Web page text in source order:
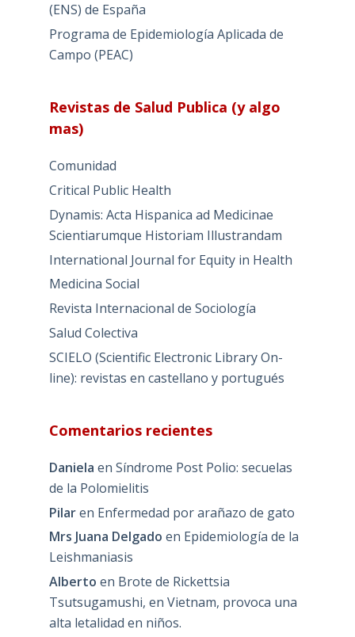
(ENS) de España
Programa de Epidemiología Aplicada de
Campo (PEAC)
Revistas de Salud Publica (y algo
mas)
Comunidad
Critical Public Health
Dynamis: Acta Hispanica ad Medicinae
Scientiarumque Historiam Illustrandam
International Journal for Equity in Health
Medicina Social
Revista Internacional de Sociología
Salud Colectiva
SCIELO (Scientific Electronic Library On-
line): revistas en castellano y portugués
Comentarios recientes
Daniela en Síndrome Post Polio: secuelas
de la Polomielitis
Pilaren Enfermedad por arañazo de gato
Mrs Juana Delgado en Epidemiología de la
Leishmaniasis
Alberto en Brote de Rickettsia
Tsutsugamushi, en Vietnam, provoca una
alta letalidad en niños.